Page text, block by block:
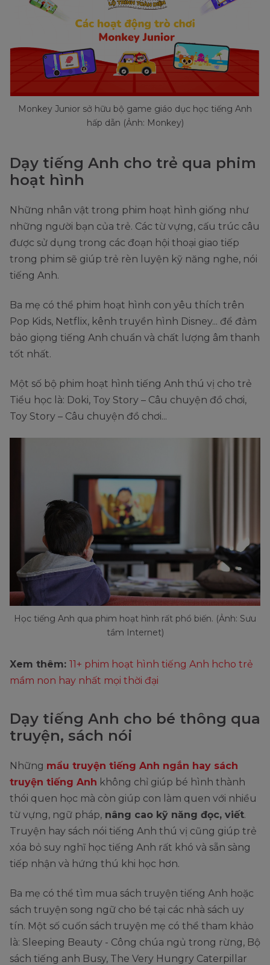
Monkey Junior sở hữu bộ game giáo dục học tiếng Anh
hấp dẫn (Ảnh: Monkey)
Dạy tiếng Anh cho trẻ qua phim
hoạt hình
Những nhân vật trong phim hoạt hình giống như
những người bạn của trẻ. Các từ vựng, cấu trúc câu
được sử dụng trong các đoạn hội thoại giao tiếp
trong phim sẽ giúp trẻ rèn luyện kỹ năng nghe, nói
tiếng Anh.
Ba mẹ có thể phim hoạt hình con yêu thích trên
Pop Kids, Netflix, kênh truyền hình Disney... để đảm
bảo giọng tiếng Anh chuẩn và chất lượng âm thanh
tốt nhất.
Một số bộ phim hoạt hình tiếng Anh thú vị cho trẻ
Tiểu học là: Doki, Toy Story – Câu chuyện đồ chơi,
Toy Story – Câu chuyện đồ chơi...
Học tiếng Anh qua phim hoạt hình rất phổ biến. (Ảnh: Sưu
tầm Internet)
Xem thêm: 11+ phim hoạt hình tiếng Anh hcho trẻ
mầm non hay nhất mọi thời đại
Dạy tiếng Anh cho bé thông qua
truyện, sách nói
Những mẩu truyện tiếng Anh ngắn hay sách
truyện tiếng Anh không chỉ giúp bé hình thành
thói quen học mà còn giúp con làm quen với nhiều
từ vựng, ngữ pháp, nâng cao kỹ năng đọc, viết.
Truyện hay sách nói tiếng Anh thú vị cũng giúp trẻ
xóa bỏ suy nghĩ học tiếng Anh rất khó và sẵn sàng
tiếp nhận và hứng thú khi học hơn.
Ba mẹ có thể tìm mua sách truyện tiếng Anh hoặc
sách truyện song ngữ cho bé tại các nhà sách uy
tín. Một số cuốn sách truyện mẹ có thể tham khảo
là: Sleeping Beauty - Công chúa ngủ trong rừng, Bộ
sách tiếng anh Busy, The Very Hungry Caterpillar